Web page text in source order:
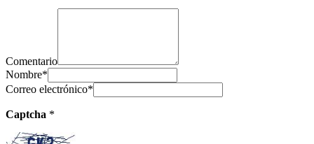
Comentario
Nombre*
Correo electrónico*
Captcha *